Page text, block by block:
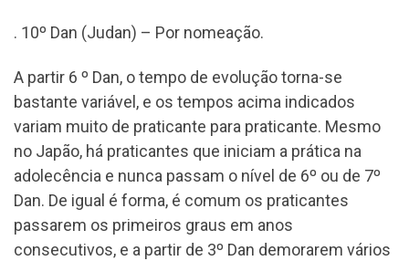
. 10º Dan (Judan) – Por nomeação.
A partir 6 º Dan, o tempo de evolução torna-se
bastante variável, e os tempos acima indicados
variam muito de praticante para praticante. Mesmo
no Japão, há praticantes que iniciam a prática na
adolecência e nunca passam o nível de 6º ou de 7º
Dan. De igual é forma, é comum os praticantes
passarem os primeiros graus em anos
consecutivos, e a partir de 3º Dan demorarem vários